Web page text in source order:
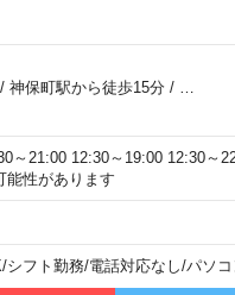
神保町駅から徒歩15分/
～21:00 12:30～19:00 12:30～
性があります
/シフト勤務/電話対応なし/パソ